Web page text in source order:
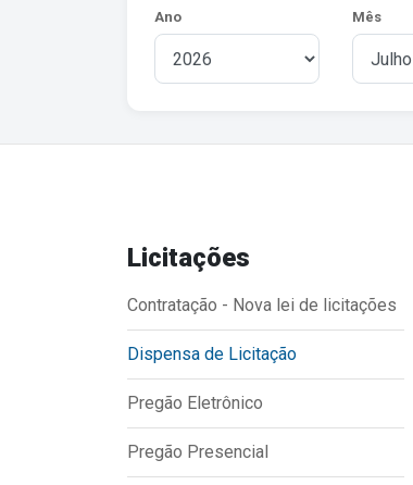
Transparência
Portal da Transparência
Radar da Transparência
Ano Mês
Licitações
Contratação - Nova lei de licitações
Dispensa de Licitação
Pregão Eletrônico
Pregão Presencial